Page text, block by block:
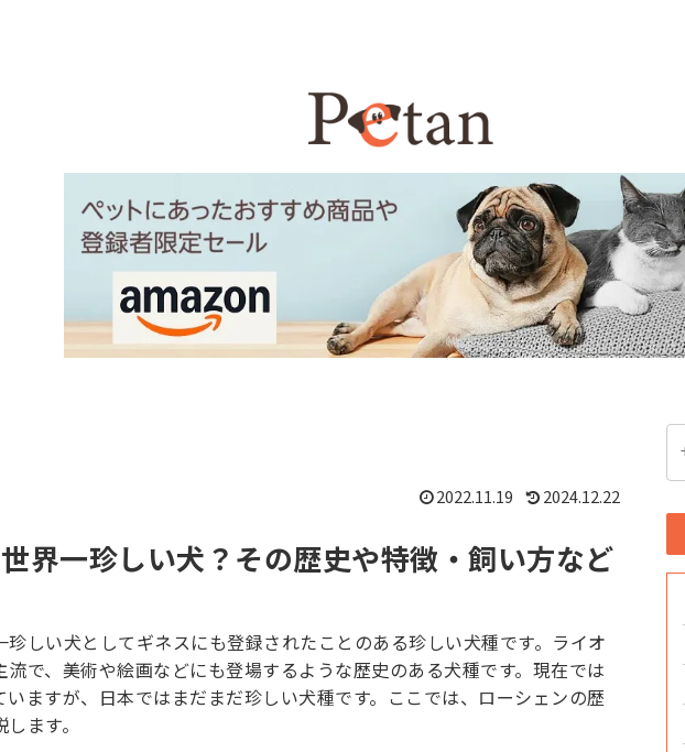
界一珍しい犬？その歴史や特徴・飼い方など
2022.11.19 2024.12.22
珍しい犬としてギネスにも登録されたことのある珍しい犬種です。ライオ
流で、美術や絵画などにも登場するような歴史のある犬種です。現在では
ますが、日本ではまだまだ珍しい犬種です。ここでは、ローシェンの歴
ます。